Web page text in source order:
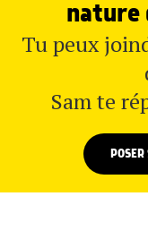
nature
Tu peux
Sam te